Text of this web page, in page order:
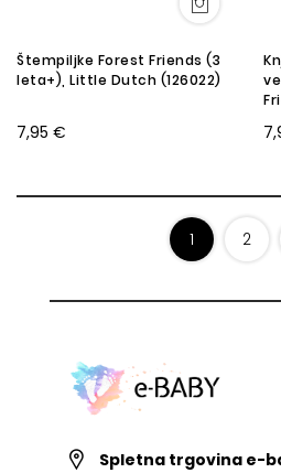
Štempiljke Forest Friends (3
leta+), Little Dutch (126022)
7,95 €
1 2
Spletna trgovina e-